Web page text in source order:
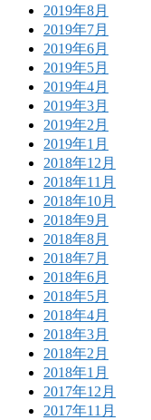
2019年8月
2019年7月
2019年6月
2019年5月
2019年4月
2019年3月
2019年2月
2019年1月
2018年12月
2018年11月
2018年10月
2018年9月
2018年8月
2018年7月
2018年6月
2018年5月
2018年4月
2018年3月
2018年2月
2018年1月
2017年12月
2017年11月